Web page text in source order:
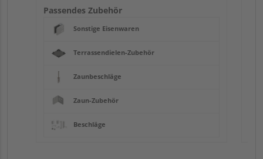
Passendes Zubehör
Sonstige Eisenwaren
Terrassendielen-Zubehör
Zaunbeschläge
Zaun-Zubehör
Beschläge